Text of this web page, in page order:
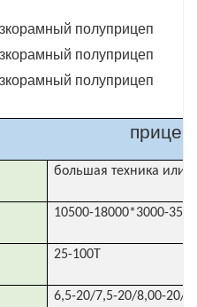
большая техника или
10500-18000*3000-
25-100Т
6,5-20/7,5-20/8,00-20/